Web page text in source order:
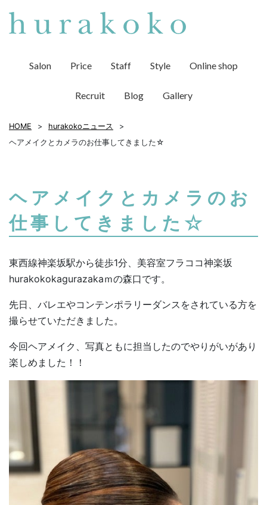
Salon Price Staff Style Online shop
Recruit Blog Gallery
HOME
hurakokoニュース
ヘアメイクとカメラのお仕事してきました☆
ヘアメイクとカメラのお
仕事してきました☆
東西線神楽坂駅から徒歩1分、美容室フラココ神楽坂
hurakokokagurazakaｍの森口です。
先日、バレエやコンテンポラリーダンスをされている方を
撮らせていただきました。
今回ヘアメイク、写真ともに担当したのでやりがいがあり
楽しめました！！